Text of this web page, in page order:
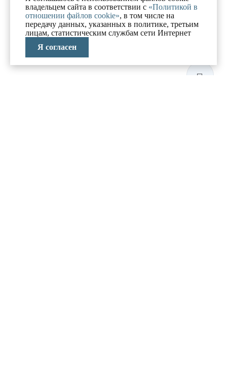
владельцем сайта в соответствии с «Политикой в
отношении файлов cookie», в том числе на
передачу данных, указанных в политике, третьим
лицам, статистическим службам сети Интернет
Я согласен